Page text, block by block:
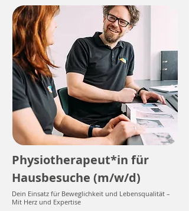
Physiotherapeut*in für
Hausbesuche (m/w/d)
Dein Einsatz für Beweglichkeit und Lebensqualität –
Mit Herz und Expertise